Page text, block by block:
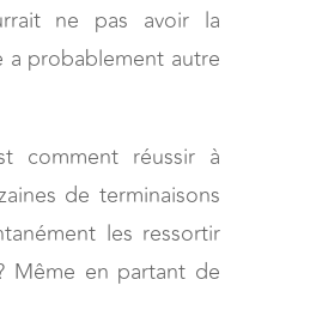
ne pas avoir la
a probablement autre
comment réussir à
de terminaisons
les ressortir
Même en partant de